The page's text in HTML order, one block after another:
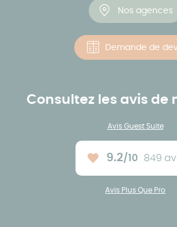
Nos agences
Demande de
Consultez les avis de
Avis Guest Suite
Note moyenne :
9.2/10 849
Avis Plus Que Pro